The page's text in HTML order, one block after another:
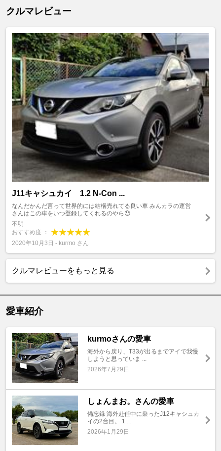
クルマレビュー
J11キャシュカイ 1.2 N-Con ...
なんだかんだ言って世界的には結構売れてる良い車 みんカラの運営
さんはこの車をいつ登録してくれるのやら😓
不明
おすすめ度 ：
2020年10月3日 - kurmo さん
クルマレビューをもっと見る
愛車紹介
kurmoさんの愛車
海外から戻り、T33が出るまでアイで我慢
しようと思っていま ...
2026年7月29日
しょんまお。さんの愛車
備忘録 海外赴任中に乗ったJ12キャシュカ
イの2台目。 1 ...
2026年1月29日